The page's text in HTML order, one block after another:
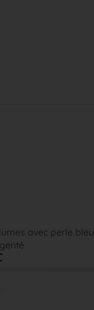
avec perle bleu